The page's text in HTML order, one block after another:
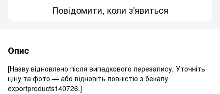
Повідомити, коли з'явиться
Опис
[Назву відновлено після випадкового перезапису. Уточніть
ціну та фото — або відновіть повністю з бекапу
exportproducts140726.]